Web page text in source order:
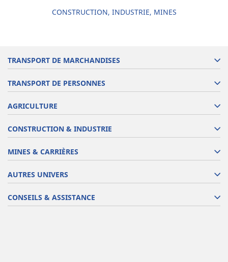
CONSTRUCTION, INDUSTRIE, MINES
TRANSPORT DE MARCHANDISES
TRANSPORT DE PERSONNES
AGRICULTURE
CONSTRUCTION & INDUSTRIE
MINES & CARRIÈRES
AUTRES UNIVERS
CONSEILS & ASSISTANCE